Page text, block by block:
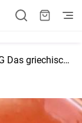
VIDEOEMPFANG Das griechische Originalrezept für Gyrosuppe